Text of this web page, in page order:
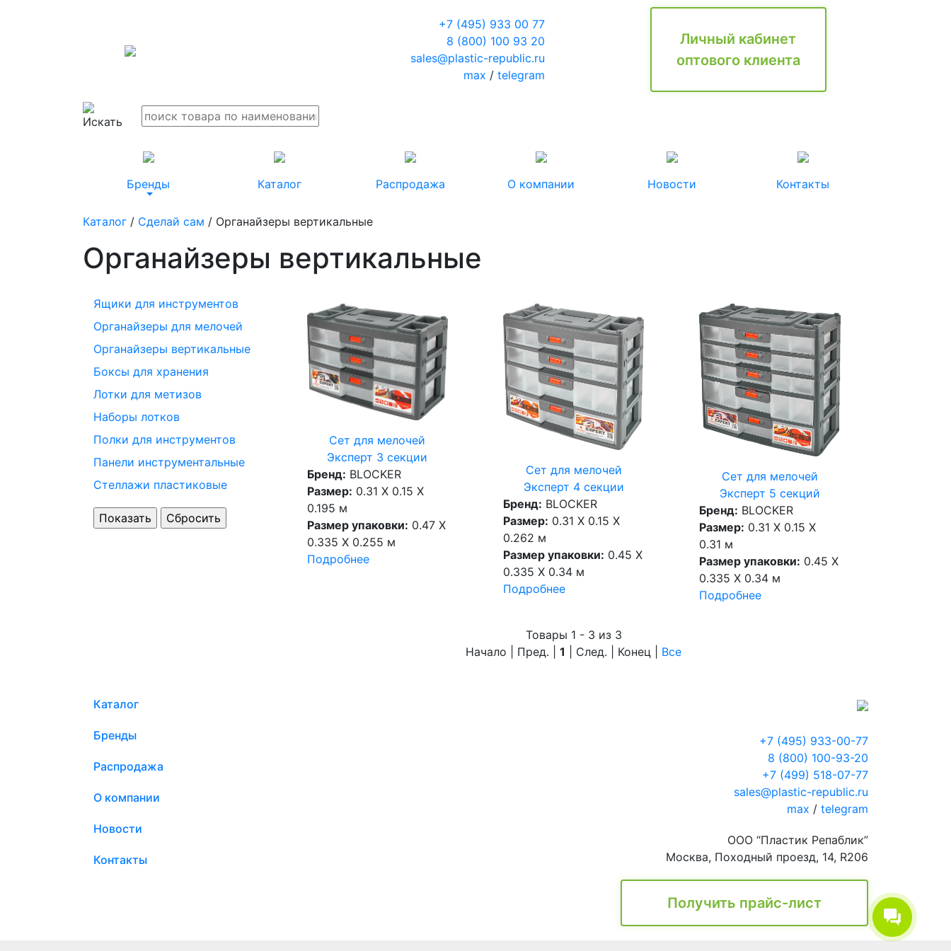
+7 (495) 933 00 77
8 (800) 100 93 20
sales@plastic-republic.ru
max / telegram
Личный кабинет
оптового клиента
Бренды Каталог Распродажа О компании Новости Контакты
Каталог / Сделай сам / Органайзеры вертикальные
Органайзеры вертикальные
Ящики для инструментов
Органайзеры для мелочей
Органайзеры вертикальные
Боксы для хранения
Лотки для метизов
Наборы лотков
Полки для инструментов
Панели инструментальные
Стеллажи пластиковые
Сет для мелочей
Эксперт 3 секции
Бренд: BLOCKER
Размер: 0.31 X 0.15 X
0.195 м
Размер упаковки: 0.47 X
0.335 X 0.255 м
Подробнее
Сет для мелочей
Эксперт 4 секции
Бренд: BLOCKER
Размер: 0.31 X 0.15 X
0.262 м
Размер упаковки: 0.45 X
0.335 X 0.34 м
Подробнее
Сет для мелочей
Эксперт 5 секций
Бренд: BLOCKER
Размер: 0.31 X 0.15 X
0.31 м
Размер упаковки: 0.45 X
0.335 X 0.34 м
Подробнее
Товары 1 - 3 из 3
Начало | Пред. |1 | След. | Конец Все
Каталог
Бренды
Распродажа
О компании
Новости
Контакты
+7 (495) 933-00-77
8 (800) 100-93-20
+7 (499) 518-07-77
sales@plastic-republic.ru
max / telegram
ООО “Пластик Репаблик”
Москва, Походный проезд, 14, R206
Получить прайс-лист